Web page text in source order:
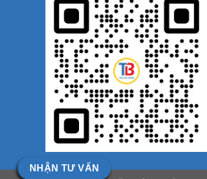
NHẬN TƯ VẤN